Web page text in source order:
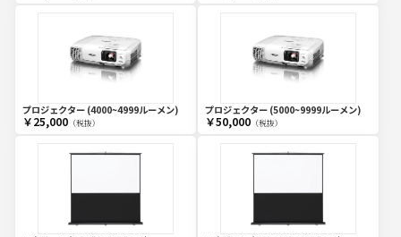
プロジェクター (4000~4999ルーメン)
￥25,000（税抜）
プロジェクター (5000~9999ルーメン)
￥50,000（税抜）